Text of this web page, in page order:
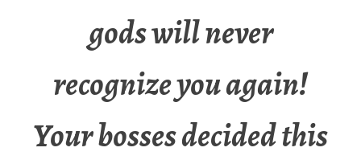
gods will never
recognize you again!
Your bosses decided this